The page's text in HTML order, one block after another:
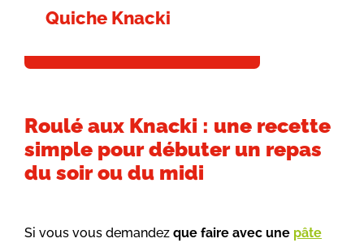
Quiche Knacki
Roulé aux Knacki : une recette
simple pour débuter un repas
du soir ou du midi
Si vous vous demandez que faire avec une pâte